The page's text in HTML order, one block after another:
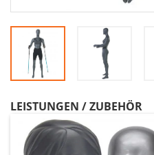
LEISTUNGEN / ZUBEHÖR